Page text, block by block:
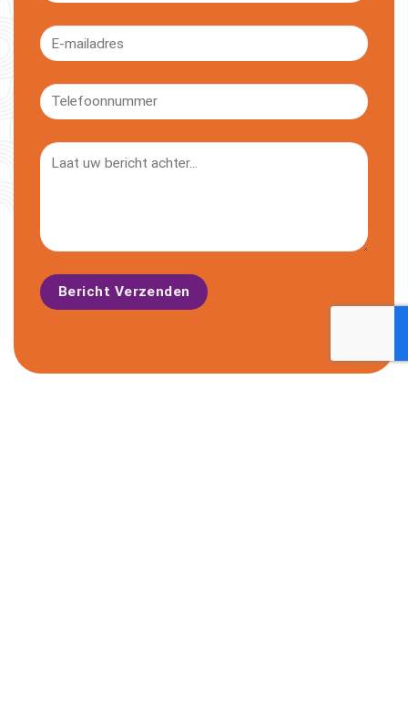
Bericht Verzenden